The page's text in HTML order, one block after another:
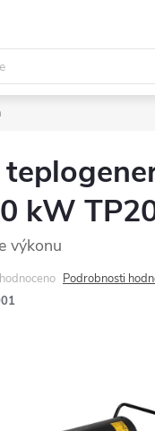
kW
výkonu
Podrobnosti